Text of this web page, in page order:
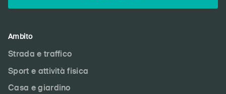
Ambito
Strada e traffico
Sport e attività fisica
Casa e giardino